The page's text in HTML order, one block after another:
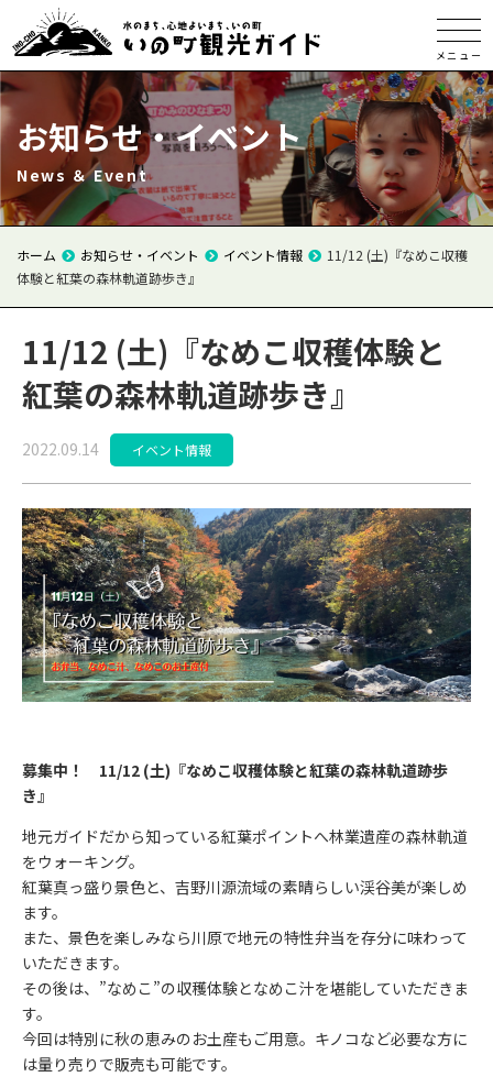
メニュー
お知らせ・イベント
News ＆ Event
ホーム お知らせ・イベント イベント情報
11/12 (土)『なめこ収穫
体験と紅葉の森林軌道跡歩き』
11/12 (土)『なめこ収穫体験と
紅葉の森林軌道跡歩き』
2022.09.14 イベント情報
募集中！ 11/12 (土)『なめこ収穫体験と紅葉の森林軌道跡歩
き』
地元ガイドだから知っている紅葉ポイントへ林業遺産の森林軌道
をウォーキング。
紅葉真っ盛り景色と、吉野川源流域の素晴らしい渓谷美が楽しめ
ます。
また、景色を楽しみなら川原で地元の特性弁当を存分に味わって
いただきます。
その後は、”なめこ”の収穫体験となめこ汁を堪能していただきま
す。
今回は特別に秋の恵みのお土産もご用意。キノコなど必要な方に
は量り売りで販売も可能です。